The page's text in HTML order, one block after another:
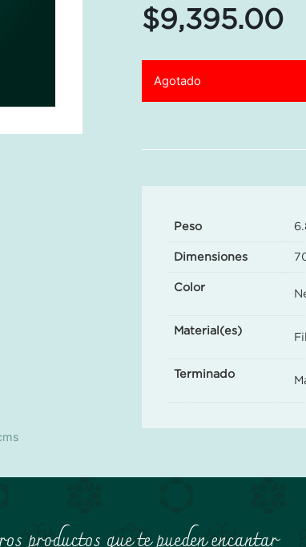
$9,395.00
Agotado
Peso
Dimensiones
Color
Material(es)
Terminado